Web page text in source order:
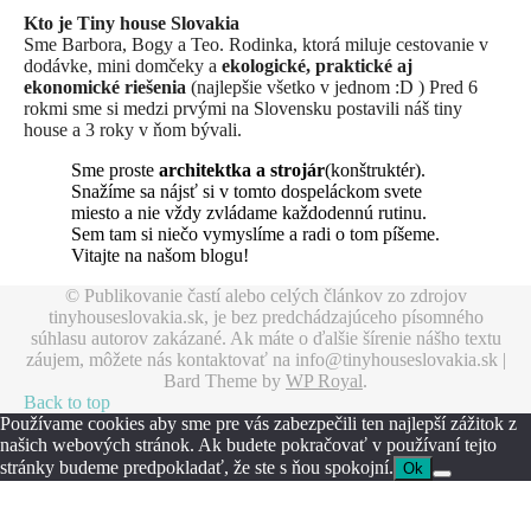
Kto je Tiny house Slovakia
Sme Barbora, Bogy a Teo. Rodinka, ktorá miluje cestovanie v
dodávke, mini domčeky a ekologické, praktické aj
ekonomické riešenia (najlepšie všetko v jednom :D ) Pred 6
rokmi sme si medzi prvými na Slovensku postavili náš tiny
house a 3 roky v ňom bývali.
Sme proste architektka a strojár(konštruktér).
Snažíme sa nájsť si v tomto dospeláckom svete
miesto a nie vždy zvládame každodennú rutinu.
Sem tam si niečo vymyslíme a radi o tom píšeme.
Vitajte na našom blogu!
© Publikovanie častí alebo celých článkov zo zdrojov
tinyhouseslovakia.sk, je bez predchádzajúceho písomného
súhlasu autorov zakázané. Ak máte o ďalšie šírenie nášho textu
záujem, môžete nás kontaktovať na info@tinyhouseslovakia.sk |
Bard Theme by WP Royal.
Back to top
Používame cookies aby sme pre vás zabezpečili ten najlepší zážitok z
našich webových stránok. Ak budete pokračovať v používaní tejto
stránky budeme predpokladať, že ste s ňou spokojní. Ok